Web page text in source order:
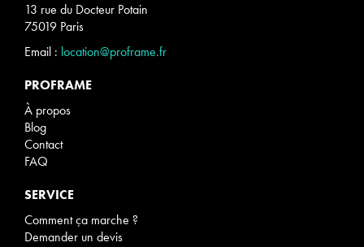
13 rue du Docteur Potain
75019 Paris
Email : location@proframe.fr
PROFRAME
À propos
Blog
Contact
FAQ
SERVICE
Comment ça marche ?
Demander un devis